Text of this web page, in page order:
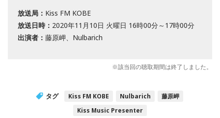
放送局： Kiss FM KOBE
放送日時： 2020年11月10日 火曜日 16時00分～17時00分
出演者： 藤原岬、Nulbarich
※該当回の聴取期間は終了しました。
タグ Kiss FM KOBE Nulbarich
藤原岬
Kiss Music Presenter